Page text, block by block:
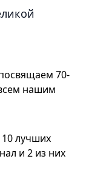
70-
нашим
лучших
и 2 из них